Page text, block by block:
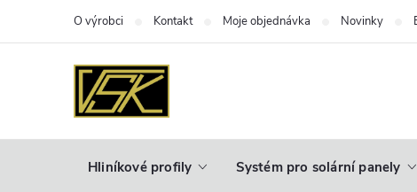
O výrobci Kontakt Moje objednávka Novinky
Hliníkové profily Systém pro solární panely